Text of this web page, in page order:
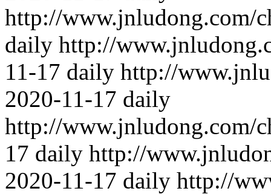
http://www.jnludong.com/
daily http://
11-17 daily http://
2020-11-17 daily
http://www.jnludong.com/
17 daily http://
2020-11-17 daily http://